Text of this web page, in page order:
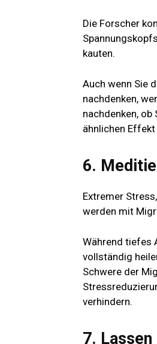
Die Forscher
kauten.
Auch wenn Sie
nachdenken,
nachdenken,
ähnlichen
6.
Extremer
werden mit
Während tiefes
vollständig
Schwere der
verhindern.
7.